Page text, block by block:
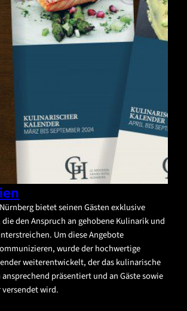
bietet seinen Gästen exklusive
den Anspruch an gehobene Kulinarik und
Um diese Angebote
wurde der hochwertige
weiterentwickelt, der das kulinarische
präsentiert und an Gäste sowie
wird.